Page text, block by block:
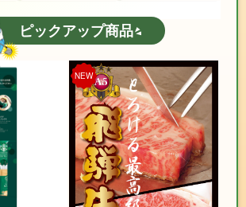
ピックアップ商品
NEW